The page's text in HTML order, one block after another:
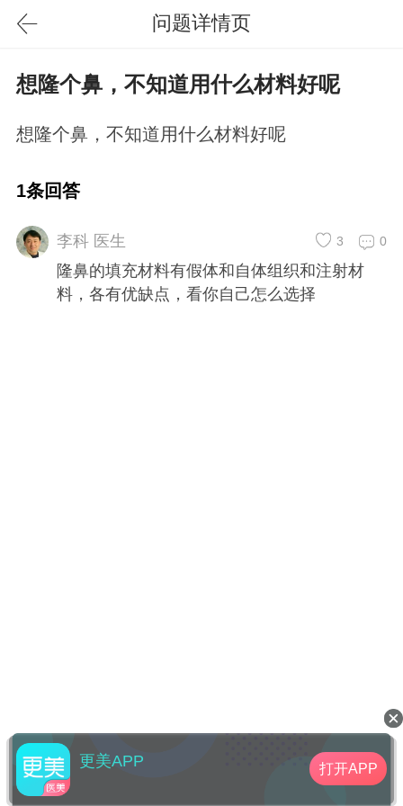
问题详情页
想隆个鼻，不知道用什么材料好呢
想隆个鼻，不知道用什么材料好呢
1条回答
李科 医生 0
3
隆鼻的填充材料有假体和自体组织和注射材
料，各有优缺点，看你自己怎么选择
更美APP 打开APP